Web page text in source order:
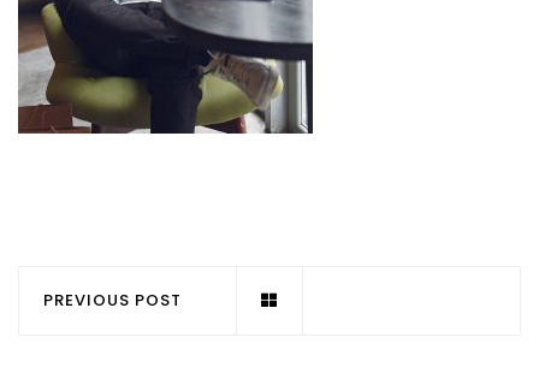
PREVIOUS POST